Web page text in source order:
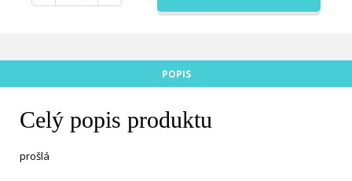
POPIS
Celý popis produktu
prošlá